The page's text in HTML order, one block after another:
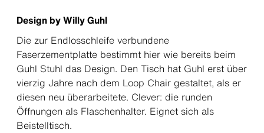
Design by Willy Guhl
Die zur Endlosschleife verbundene
Faserzementplatte bestimmt hier wie bereits beim
Guhl Stuhl das Design. Den Tisch hat Guhl erst über
vierzig Jahre nach dem Loop Chair gestaltet, als er
diesen neu überarbeitete. Clever: die runden
Öffnungen als Flaschenhalter. Eignet sich als
Beistelltisch.